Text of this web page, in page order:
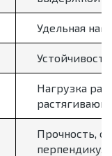
Удельная
Нагрузка
Прочность,